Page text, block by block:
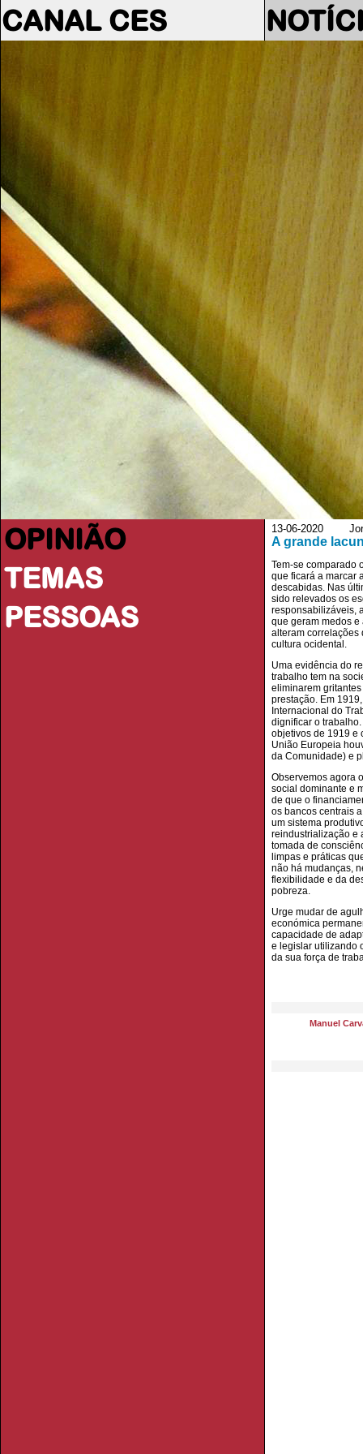
CANAL CES
OPINIÃO
TEMAS
PESSOAS
13-06-2020
A grande
Tem-se comparado
que ficará a marcar
descabidas. Nas
sido relevados os
responsabilizáveis,
que geram medos
alteram correlações
cultura ocidental.
Uma evidência do
trabalho tem na
eliminarem
prestação. Em
Internacional do
dignificar o
objetivos de 1919 e
União Europeia
da Comunidade) e
Observemos agora
social dominante e
de que o
os bancos centrais
um sistema
reindustrialização e
tomada de
limpas e práticas
não há mudanças,
flexibilidade e da
pobreza.
Urge mudar de
económica
capacidade de
e legislar utilizando
da sua força de
Manuel